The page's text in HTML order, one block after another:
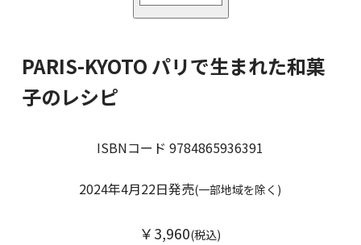
PARIS-KYOTO パリで生まれた和菓
子のレシピ
ISBNコード 9784865936391
2024年4月22日発売(一部地域を除く)
￥3,960(税込)